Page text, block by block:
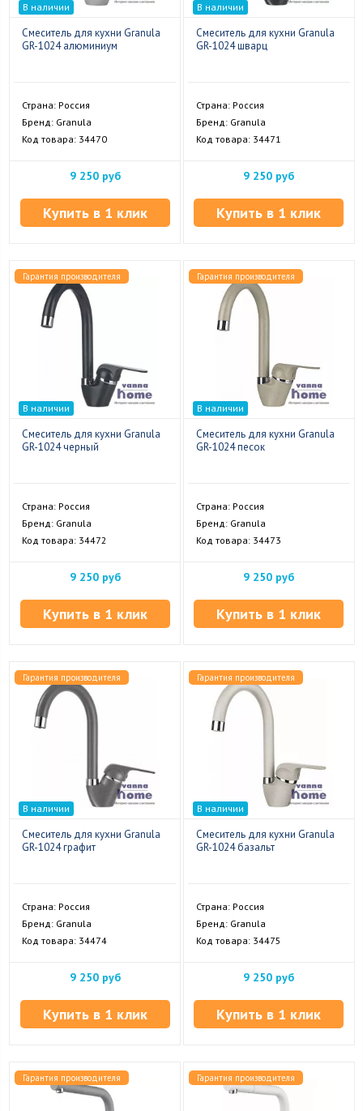
В наличии
Смеситель для кухни Granula
GR-1024 алюминиум
Страна: Россия
Бренд: Granula
Код товара: 34470
9 250 руб
Купить в 1 клик
В наличии
Смеситель для кухни Granula
GR-1024 шварц
Страна: Россия
Бренд: Granula
Код товара: 34471
9 250 руб
Купить в 1 клик
Гарантия производителя
В наличии
Смеситель для кухни Granula
GR-1024 черный
Страна: Россия
Бренд: Granula
Код товара: 34472
9 250 руб
Купить в 1 клик
Гарантия производителя
В наличии
Смеситель для кухни Granula
GR-1024 песок
Страна: Россия
Бренд: Granula
Код товара: 34473
9 250 руб
Купить в 1 клик
Гарантия производителя
В наличии
Смеситель для кухни Granula
GR-1024 графит
Страна: Россия
Бренд: Granula
Код товара: 34474
9 250 руб
Купить в 1 клик
Гарантия производителя
В наличии
Смеситель для кухни Granula
GR-1024 базальт
Страна: Россия
Бренд: Granula
Код товара: 34475
9 250 руб
Купить в 1 клик
Гарантия производителя Гарантия производителя